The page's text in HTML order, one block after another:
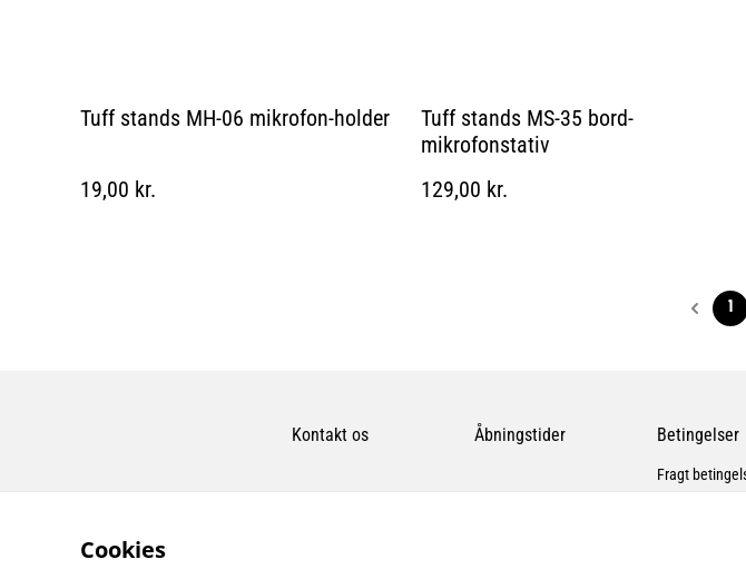
Tuff stands MH-06 mikrofon-holder
19,00 kr.
Tuff stands MS-35 bord-
mikrofonstativ
129,00 kr.
1
Kontakt os Åbningstider Betingelser
Fragt
Cookies